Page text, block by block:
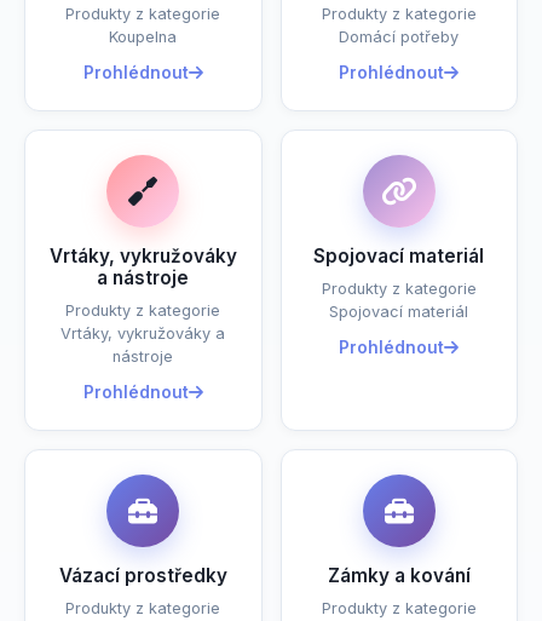
Produkty z kategorie
Koupelna
Prohlédnout
Produkty z kategorie
Domácí potřeby
Prohlédnout
Vrtáky, vykružováky
a nástroje
Produkty z kategorie
Vrtáky, vykružováky a
nástroje
Prohlédnout
Spojovací materiál
Produkty z kategorie
Spojovací materiál
Prohlédnout
Vázací prostředky
Produkty z kategorie
Zámky a kování
Produkty z kategorie